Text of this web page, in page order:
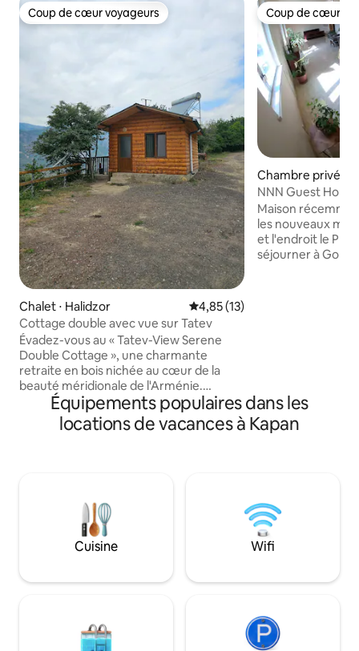
Coup de cœur voyageurs
Coup de cœur voyageurs
Chalet ⋅ Halidzor Évaluation moyenne sur la
4,85 (13)
Cottage double avec vue sur Tatev
Évadez-vous au « Tatev-View Serene
Double Cottage », une charmante
retraite en bois nichée au cœur de la
beauté méridionale de l'Arménie.
Surplombant l'emblématique monastère
de Tatev, ce havre de paix offre une vue
à couper le souffle, un environnement
double, d'un balcon, d'équipements
modernes et d'une atmosphère
chaleureuse et rustique. Découvrez des
matins paisibles et plongez dans le riche
Coup de cœur
Coup de cœur
Chambre privée ⋅
NNN Guest
nouveaux
Maison
les nouveaux
et l'endroit le
séjourner à Goris,
Équipements populaires dans les
locations de vacances à Kapan
Cuisine Wifi